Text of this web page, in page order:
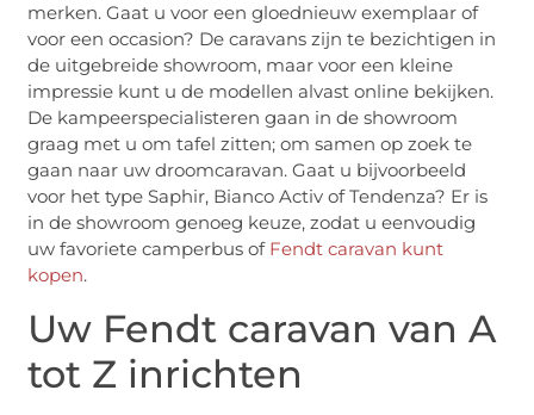
merken. Gaat u voor een gloednieuw exemplaar of
voor een occasion? De caravans zijn te bezichtigen in
de uitgebreide showroom, maar voor een kleine
impressie kunt u de modellen alvast online bekijken.
De kampeerspecialisteren gaan in de showroom
graag met u om tafel zitten; om samen op zoek te
gaan naar uw droomcaravan. Gaat u bijvoorbeeld
voor het type Saphir, Bianco Activ of Tendenza? Er is
in de showroom genoeg keuze, zodat u eenvoudig
uw favoriete camperbus of Fendt caravan kunt
kopen.
Uw Fendt caravan van A
tot Z inrichten